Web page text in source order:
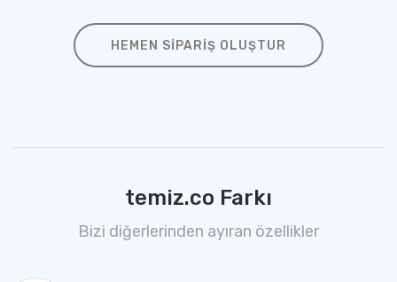
HEMEN SIPARIŞ OLUŞTUR
temiz.co Farkı
Bizi diğerlerinden ayıran özellikler